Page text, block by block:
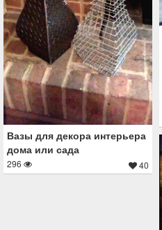
Вазы для декора интерьера
дома или сада
296 40